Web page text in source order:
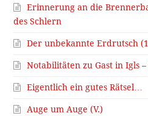
Erinnerung an die
des Schlern
Der unbekannte Erdrutsch
Notabilitäten zu Gast in Igls
Eigentlich ein gutes Rätsel…
Auge um Auge (V.)